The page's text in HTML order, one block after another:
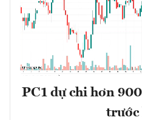
PC1 dự chi hơn
trước